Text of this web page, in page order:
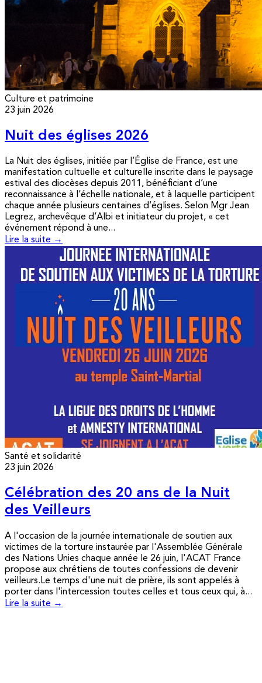
Culture et patrimoine
23 juin 2026
Nuit des églises 2026
La Nuit des églises, initiée par l’Église de France, est une
manifestation cultuelle et culturelle inscrite dans le paysage
estival des diocèses depuis 2011, bénéficiant d’une
reconnaissance à l’échelle nationale, et à laquelle participent
chaque année plusieurs centaines d’églises. Selon Mgr Jean
Legrez, archevêque d’Albi et initiateur du projet, « cet
événement répond à une...
Lire la suite →
Santé et solidarité
23 juin 2026
Célébration des 20 ans de la Nuit
des Veilleurs
A l'occasion de la journée internationale de soutien aux
victimes de la torture instaurée par l'Assemblée Générale
des Nations Unies chaque année le 26 juin, l'ACAT France
propose aux chrétiens de toutes confessions de devenir
veilleurs.Le temps d'une nuit de prière, ils sont appelés à
porter dans l'intercession toutes celles et tous ceux qui, à...
Lire la suite →